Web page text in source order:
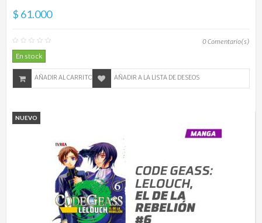
$ 61.000
0Comentario(s)
En stock
AÑADIR AL CARRITO AÑADIR A LA LISTA DE DESEOS
NUEVO